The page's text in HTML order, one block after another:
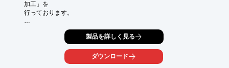
加工」を
行っております。
EB描画はその名の通り、フォトマスクを用いることなく、
デバイスパターンを直接描画するマスクレス露光技術です。
BE描画に精通したエンジニアが丁寧にヒアリングし、
必要に応じて前後のプロセスも含めて提案させていただきます。
製品を詳しく見る
ダウンロード